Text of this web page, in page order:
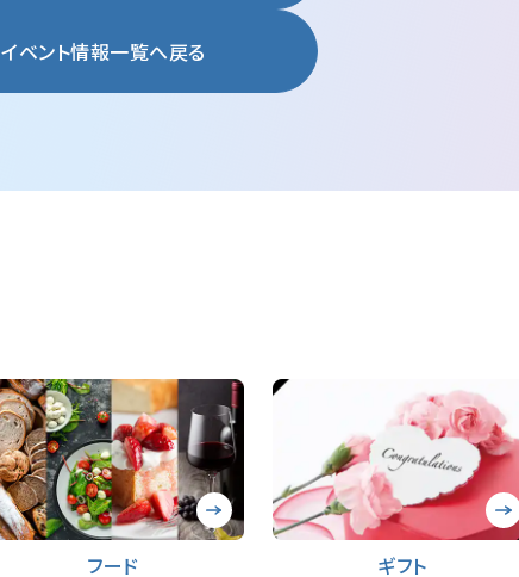
イベント情報一覧へ戻る
フード ギフト